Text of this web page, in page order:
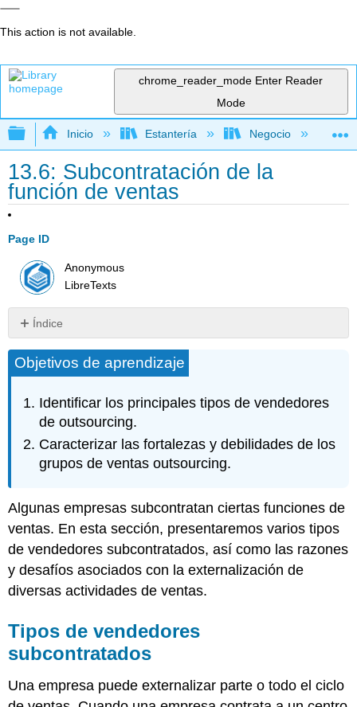
This action is not available.
chrome_reader_mode Enter Reader
Mode
Expandir/contraer jerarquía global
Inicio Estantería Negocio
13.6: Subcontratación de la
función de ventas
Page ID
Anonymous
LibreTexts
Índice
de
vendedores
Ventajas
desventajas
de
la
Llave
para
llevar
Preguntas
de
revisión
Objetivos de aprendizaje
Identificar los principales tipos de vendedores
de outsourcing.
Caracterizar las fortalezas y debilidades de los
grupos de ventas outsourcing.
Algunas empresas subcontratan ciertas funciones de
ventas. En esta sección, presentaremos varios tipos
de vendedores subcontratados, así como las razones
y desafíos asociados con la externalización de
diversas actividades de ventas.
Tipos de vendedores
subcontratados
Una empresa puede externalizar parte o todo el ciclo